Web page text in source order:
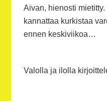
Aivan, hienosti
kannattaa kurkistaa
ennen keskiviikoa…
Valolla ja ilolla